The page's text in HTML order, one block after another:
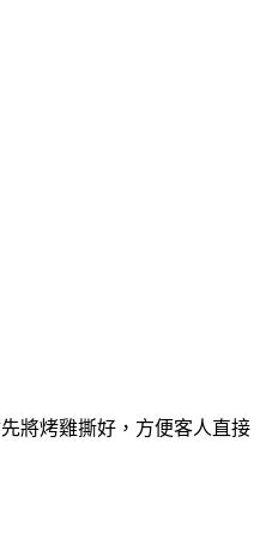
將烤雞撕好，方便客人直接